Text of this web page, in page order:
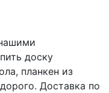
доску
планкен из
Доставка по